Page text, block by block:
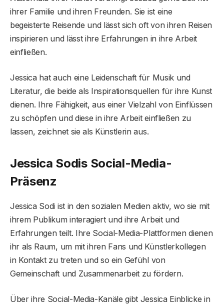
ihrer Familie und ihren Freunden. Sie ist eine
begeisterte Reisende und lässt sich oft von ihren Reisen
inspirieren und lässt ihre Erfahrungen in ihre Arbeit
einfließen.
Jessica hat auch eine Leidenschaft für Musik und
Literatur, die beide als Inspirationsquellen für ihre Kunst
dienen. Ihre Fähigkeit, aus einer Vielzahl von Einflüssen
zu schöpfen und diese in ihre Arbeit einfließen zu
lassen, zeichnet sie als Künstlerin aus.
Jessica Sodis Social-Media-
Präsenz
Jessica Sodi ist in den sozialen Medien aktiv, wo sie mit
ihrem Publikum interagiert und ihre Arbeit und
Erfahrungen teilt. Ihre Social-Media-Plattformen dienen
ihr als Raum, um mit ihren Fans und Künstlerkollegen
in Kontakt zu treten und so ein Gefühl von
Gemeinschaft und Zusammenarbeit zu fördern.
Über ihre Social-Media-Kanäle gibt Jessica Einblicke in